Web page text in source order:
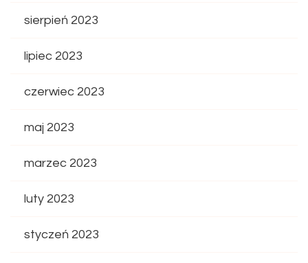
sierpień 2023
lipiec 2023
czerwiec 2023
maj 2023
marzec 2023
luty 2023
styczeń 2023